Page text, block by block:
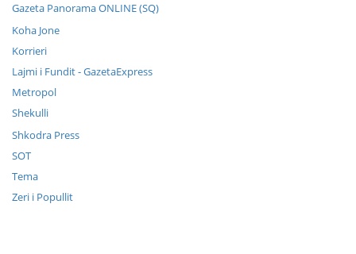
Gazeta Panorama ONLINE (SQ)
Koha Jone
Korrieri
Lajmi i Fundit - GazetaExpress
Metropol
Shekulli
Shkodra Press
SOT
Tema
Zeri i Popullit